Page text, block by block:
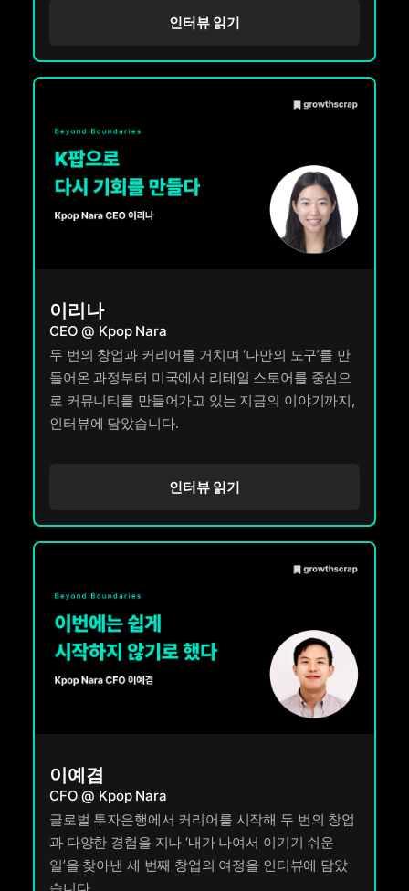
인터뷰 읽기
이리나
CEO @ Kpop Nara
두 번의 창업과 커리어를 거치며 ‘나만의 도구’를 만
들어온 과정부터 미국에서 리테일 스토어를 중심으
로 커뮤니티를 만들어가고 있는 지금의 이야기까지,
인터뷰에 담았습니다.
인터뷰 읽기
이예겸
CFO @ Kpop Nara
글로벌 투자은행에서 커리어를 시작해 두 번의 창업
과 다양한 경험을 지나 ‘내가 나여서 이기기 쉬운
일’을 찾아낸 세 번째 창업의 여정을 인터뷰에 담았